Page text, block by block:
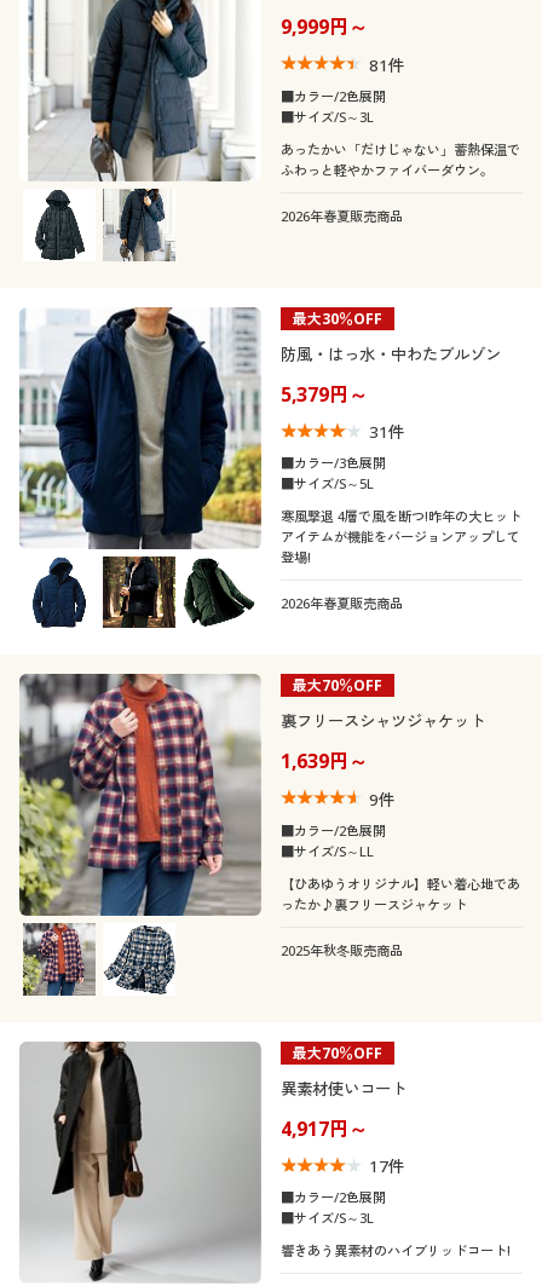
9,999円～
81件
■カラー/2色展開
■サイズ/S～3L
あったかい「だけじゃない」蓄熱保温で
ふわっと軽やかファイバーダウン。
2026年春夏販売商品
最大30％OFF
防風・はっ水・中わたブルゾン
5,379円～
31件
■カラー/3色展開
■サイズ/S～5L
寒風撃退 4層で風を断つ!昨年の大ヒット
アイテムが機能をバージョンアップして
登場!
2026年春夏販売商品
最大70％OFF
裏フリースシャツジャケット
1,639円～
9件
■カラー/2色展開
■サイズ/S～LL
【ひあゆうオリジナル】軽い着心地であ
ったか♪裏フリースジャケット
2025年秋冬販売商品
最大70％OFF
異素材使いコート
4,917円～
17件
■カラー/2色展開
■サイズ/S～3L
響きあう異素材のハイブリッドコート!